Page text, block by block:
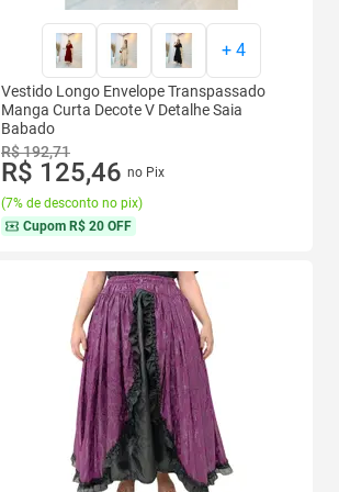
+ 4
Vestido Longo Envelope Transpassado
Manga Curta Decote V Detalhe Saia
Babado
R$ 192,71
R$ 125,46 no Pix
(7% de desconto no pix)
Cupom R$ 20 OFF